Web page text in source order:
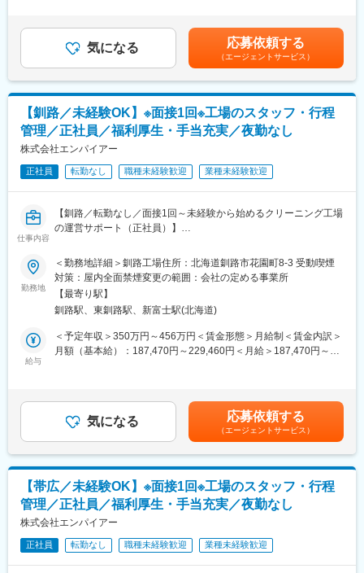
男性8名、女性3名の合計11名
■募集背景：
【事業拡大による増員募集】
・当社が所属するD&Dグループの事業拡大に伴い、グループ内の
レンタカー事業やリース事業からの車両整備需要が急増していま
・また、EV（電気自動車）や自動運転技術など、自動車は大きな
変革期を迎えており、整備士にもこれまでの経験に加え、新しい
備するため、整備部門の体制強化が急務です。
不具合の原因を的確に見極め、迅速かつ的確な修理対応を行って
いただきます。
・エンジン、ミッション、足回りなどの分解整備
・部品交換、調整、点検記録簿の作成
整備内容の記録や報告も大切な業務のひとつ。正確な作業が信頼
につながります。
・お客様への整備内容の説明
整備内容や今後のメンテナンスについて、わかりやすく丁寧にご
案内いただきます
・最新車両（ハイブリッド・EVなど）の整備・診断
進化する車両技術にも対応。新しい知識やスキルの習得にも前向
きに取り組んで頂ける方を歓迎します。
・若手整備士への指導・育成（ご経験に応じて）
術や心構えを伝えてください。
■業務の魅力：
◎EVなどの次世代車両にも携われる、学びと挑戦のある環境
◎釧路の交通と暮らしを支える実感
◎日曜休みやマイカー通勤OKなど、無理なく長く働ける環境
■募集背景：
【事業拡大による増員募集】
・当社は、札幌・旭川・千歳・帯広の道内4拠点にて、お客様のカ
ーライフを支えるサポートカンパニーとして、自動車の鈑金・整
備事業を展開しております。このたび事業のさらなる拡大に伴
い、道内5拠点目となる「釧路事業所」を2025年12月に新設いた
しました。
・EVや自動運転など、クルマの進化が加速する今、整備の現場に
も柔軟な対応力と確かな技術が求められています。私たちは、こ
目安の金額であり、選考を通じて上下する可能性があります。月
給(月額)は固定手当を含めた表記です。
気になる 応募依頼する
（エージェントサービス）
【釧路／未経験OK】※面接1回※工場のスタッフ・行程
管理／正社員／福利厚生・手当充実／夜勤なし
株式会社エンパイアー
正社員 転勤なし 職種未経験歓迎 業種未経験歓迎
仕事内容
【釧路／転勤なし／面接1回～未経験から始めるクリーニング工場
の運営サポート（正社員）】
1912年創業、北海道を代表する老舗クリーニング会社で、工場の
運営を支えるお仕事です。
最初は現場での作業を通じて、工場の流れや仕事の基礎を学ぶと
ころからスタート。将来的には、管理業務にチャレンジいただき
ます。
■仕事内容：
(2)パートスタッフとの連携、作業フォロー
(3)作業状況の確認、簡単な事務・管理業務
★現場にはベテランスタッフも多く、全員を一人で管理する形で
■入社後の流れ：
・入社後は各工程を実際に体験しながら、工場全体の仕事を理解
していただきます。
・工場勤務が初めての方でも、先輩が丁寧に教えるので安心して
働けます。
勤務地
＜勤務地詳細＞釧路工場住所：北海道釧路市花園町8-3 受動喫煙
対策：屋内全面禁煙変更の範囲：会社の定める事業所
【最寄り駅】
釧路駅、東釧路駅、新富士駅(北海道)
給与
＜予定年収＞350万円～456万円＜賃金形態＞月給制＜賃金内訳＞
月額（基本給）：187,470円～229,460円＜月給＞187,470円～
640万入社18～25年 支店長 520～700万円賃金はあくまでも目
安の金額であり、選考を通じて上下する可能性があります。月給
(月額)は固定手当を含めた表記です。
気になる 応募依頼する
（エージェントサービス）
【帯広／未経験OK】※面接1回※工場のスタッフ・行程
管理／正社員／福利厚生・手当充実／夜勤なし
株式会社エンパイアー
正社員 転勤なし 職種未経験歓迎 業種未経験歓迎